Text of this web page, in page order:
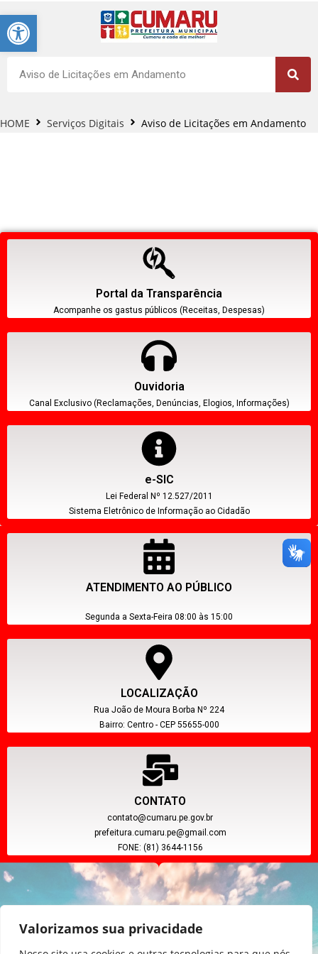
Barra de Ferramentas Aberta
Valorizamos sua privacidade
HOME Serviços Digitais Aviso de Licitações em Andamento
Portal da Transparência
Acompanhe os gastus públicos (Receitas, Despesas)
Ouvidoria
Canal Exclusivo (Reclamações, Denúncias, Elogios, Informações)
e-SIC
Lei Federal Nº 12.527/2011
Sistema Eletrônico de Informação ao Cidadão
ATENDIMENTO AO PÚBLICO
Segunda a Sexta-Feira 08:00 às 15:00
LOCALIZAÇÃO
Rua João de Moura Borba Nº 224
Bairro: Centro - CEP 55655-000
CONTATO
contato@cumaru.pe.gov.br
prefeitura.cumaru.pe@gmail.com
FONE: (81) 3644-1156